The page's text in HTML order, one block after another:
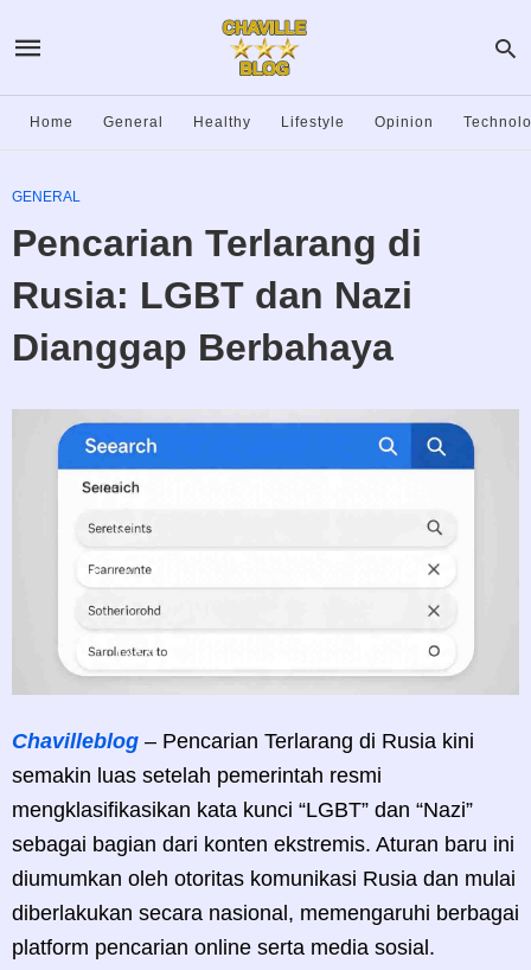
Home General Healthy Lifestyle Opinion
GENERAL
Pencarian Terlarang di
Rusia: LGBT dan Nazi
Dianggap Berbahaya
Chavilleblog – Pencarian Terlarang di Rusia kini
semakin luas setelah pemerintah resmi
mengklasifikasikan kata kunci “LGBT” dan “Nazi”
sebagai bagian dari konten ekstremis. Aturan baru ini
diumumkan oleh otoritas komunikasi Rusia dan mulai
diberlakukan secara nasional, memengaruhi berbagai
platform pencarian online serta media sosial.